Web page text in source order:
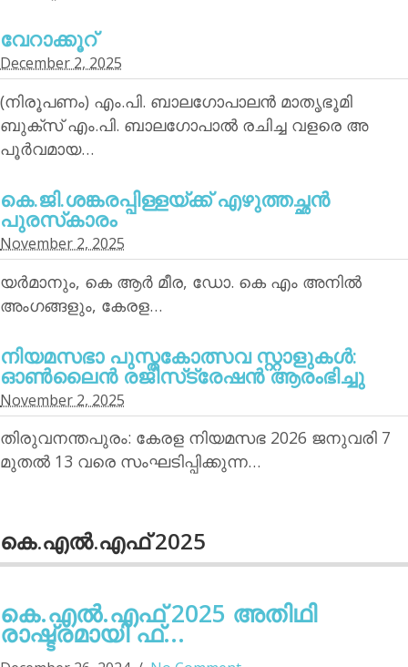
വേറാക്കൂറ്
December 2, 2025
(നിരൂപണം) എം.പി. ബാലഗോപാലന്‍ മാതൃഭൂമി
ബുക്‌സ് എം.പി. ബാലഗോപാല്‍ രചിച്ച വളരെ അ
പൂര്‍വമായ…
കെ.ജി.ശങ്കരപ്പിള്ളയ്ക്ക് എഴുത്തച്ഛന്‍
പുരസ്‌കാരം
November 2, 2025
യര്‍മാനും, കെ ആര്‍ മീര, ഡോ. കെ എം അനില്‍
അംഗങ്ങളും, കേരള…
നിയമസഭാ പുസ്തകോത്സവ സ്റ്റാളുകള്‍:
ഓണ്‍ലൈന്‍ രജിസ്‌ട്രേഷന്‍ ആരംഭിച്ചു
November 2, 2025
തിരുവനന്തപുരം: കേരള നിയമസഭ 2026 ജനുവരി 7
മുതല്‍ 13 വരെ സംഘടിപ്പിക്കുന്ന…
കെ.എല്‍.എഫ് 2025
കെ.എല്‍.എഫ് 2025 അതിഥി
രാഷ്ട്രമായി ഫ്...